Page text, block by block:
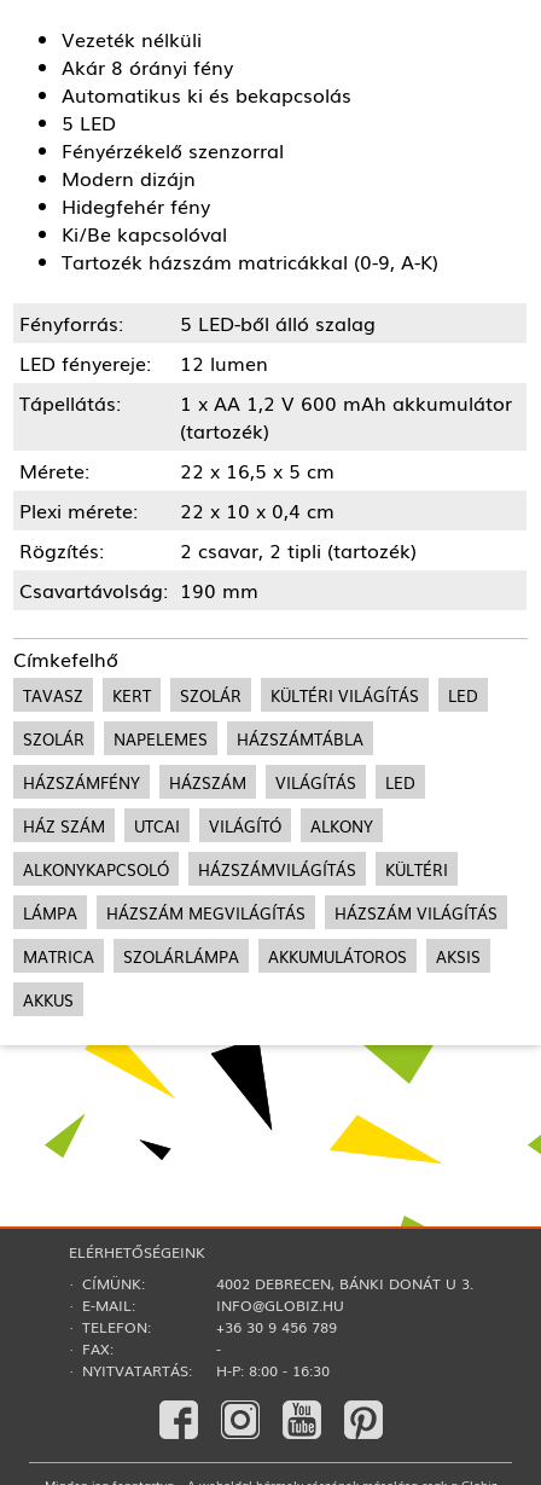
Vezeték nélküli
Akár 8 órányi fény
Automatikus ki és bekapcsolás
5 LED
Fényérzékelő szenzorral
Modern dizájn
Hidegfehér fény
Ki/Be kapcsolóval
Tartozék házszám matricákkal (0-9, A-K)
Fényforrás:
5 LED-ből álló szalag
LED fényereje:
12 lumen
Tápellátás:
1 x AA 1,2 V 600 mAh akkumulátor
(tartozék)
Mérete:
22 x 16,5 x 5 cm
Plexi mérete:
22 x 10 x 0,4 cm
Rögzítés:
2 csavar, 2 tipli (tartozék)
Csavartávolság: 190 mm
Címkefelhő
TAVASZ KERT SZOLÁR KÜLTÉRI VILÁGÍTÁS
LED
SZOLÁR
NAPELEMES
HÁZSZÁMTÁBLA
HÁZSZÁMFÉNY
HÁZSZÁM VILÁGÍTÁS
LED
HÁZ SZÁM
UTCAI VILÁGÍTÓ
ALKONY
ALKONYKAPCSOLÓ
HÁZSZÁMVILÁGÍTÁS
KÜLTÉRI
LÁMPA
HÁZSZÁM MEGVILÁGÍTÁS
HÁZSZÁM VILÁGÍTÁS
MATRICA
SZOLÁRLÁMPA AKKUMULÁTOROS
AKSIS
AKKUS
ELÉRHETŐSÉGEINK
· CÍMÜNK:
4002 DEBRECEN, BÁNKI DONÁT U 3.
· E-MAIL:
INFO@GLOBIZ.HU
· TELEFON:
+36 30 9 456 789
· FAX:
-
· NYITVATARTÁS:
H-P: 8:00 - 16:30